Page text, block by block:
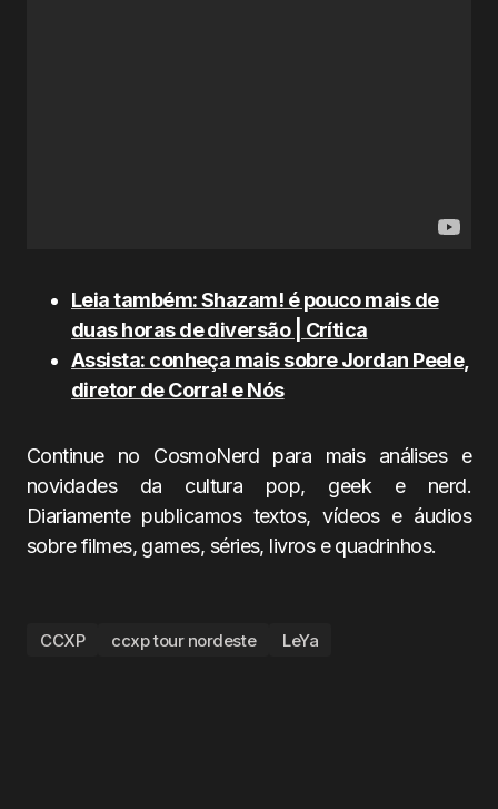
Leia também: Shazam! é pouco mais de
duas horas de diversão | Crítica
Assista: conheça mais sobre Jordan Peele,
diretor de Corra! e Nós
Continue no CosmoNerd para mais análises e
novidades da cultura pop, geek e nerd.
Diariamente publicamos textos, vídeos e áudios
sobre filmes, games, séries, livros e quadrinhos.
CCXP ccxp tour nordeste LeYa